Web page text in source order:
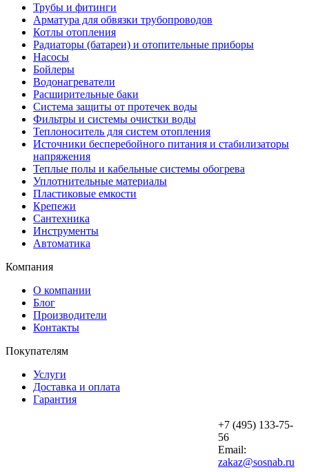
Трубы и фитинги
Арматура для обвязки трубопроводов
Котлы отопления
Радиаторы (батареи) и отопительные приборы
Насосы
Бойлеры
Водонагреватели
Расширительные баки
Система защиты от протечек воды
Фильтры и системы очистки воды
Теплоноситель для систем отопления
Источники бесперебойного питания и стабилизаторы
напряжения
Теплые полы и кабельные системы обогрева
Уплотнительные материалы
Пластиковые емкости
Крепежи
Сантехника
Инструменты
Автоматика
Компания
О компании
Блог
Производители
Контакты
Покупателям
Услуги
Доставка и оплата
Гарантия
+7 (495) 133-75-
56
Email:
zakaz@sosnab.ru